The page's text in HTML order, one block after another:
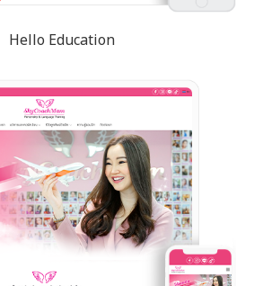
Hello Education